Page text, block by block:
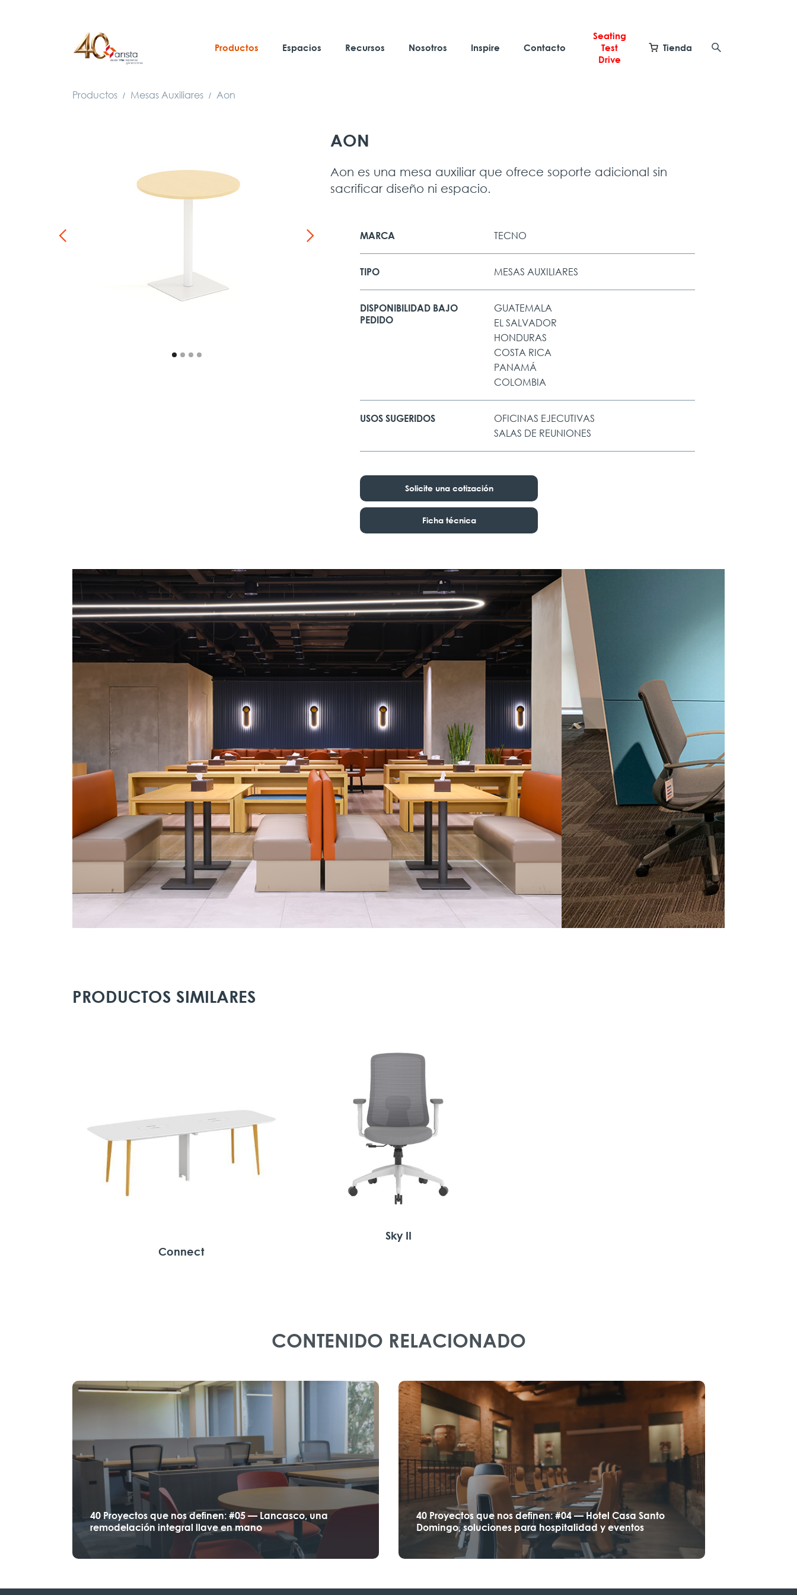
Productos Espacios Recursos Nosotros Inspire Contacto
Seating
Test
Drive
Tienda
Productos / Mesas Auxiliares / Aon
AON
Aon es una mesa auxiliar que ofrece soporte adicional sin
sacrificar diseño ni espacio.
MARCA TECNO
TIPO MESAS AUXILIARES
DISPONIBILIDAD BAJO
PEDIDO
GUATEMALA
EL SALVADOR
HONDURAS
COSTA RICA
PANAMÁ
COLOMBIA
USOS SUGERIDOS
OFICINAS EJECUTIVAS
SALAS DE REUNIONES
Solicite una cotización
Ficha técnica
PRODUCTOS SIMILARES
Connect
Sky II
CONTENIDO RELACIONADO
40 Proyectos que nos definen: #05 — Lancasco, una
remodelación integral llave en mano
40 Proyectos que nos definen: #04 — Hotel Casa Santo
Domingo, soluciones para hospitalidad y eventos